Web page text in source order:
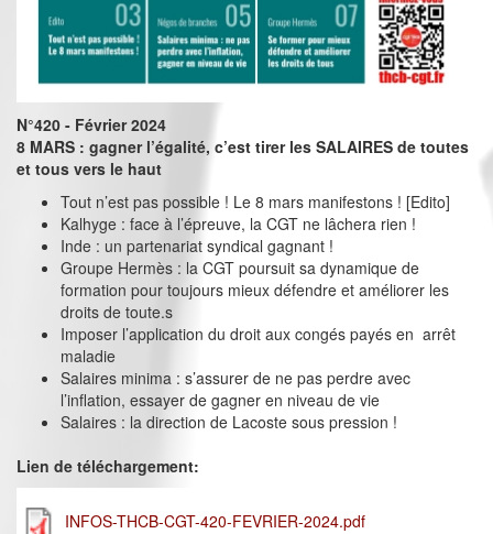
N°420 - Février 2024
8 MARS : gagner l’égalité, c’est tirer les SALAIRES de toutes
et tous vers le haut
Tout n’est pas possible ! Le 8 mars manifestons ! [Edito]
Kalhyge : face à l’épreuve, la CGT ne lâchera rien !
Inde : un partenariat syndical gagnant !
Groupe Hermès : la CGT poursuit sa dynamique de
formation pour toujours mieux défendre et améliorer les
droits de toute.s
Imposer l’application du droit aux congés payés en arrêt
maladie
Salaires minima : s’assurer de ne pas perdre avec
l’inflation, essayer de gagner en niveau de vie
Salaires : la direction de Lacoste sous pression !
Lien de téléchargement:
INFOS-THCB-CGT-420-FEVRIER-2024.pdf